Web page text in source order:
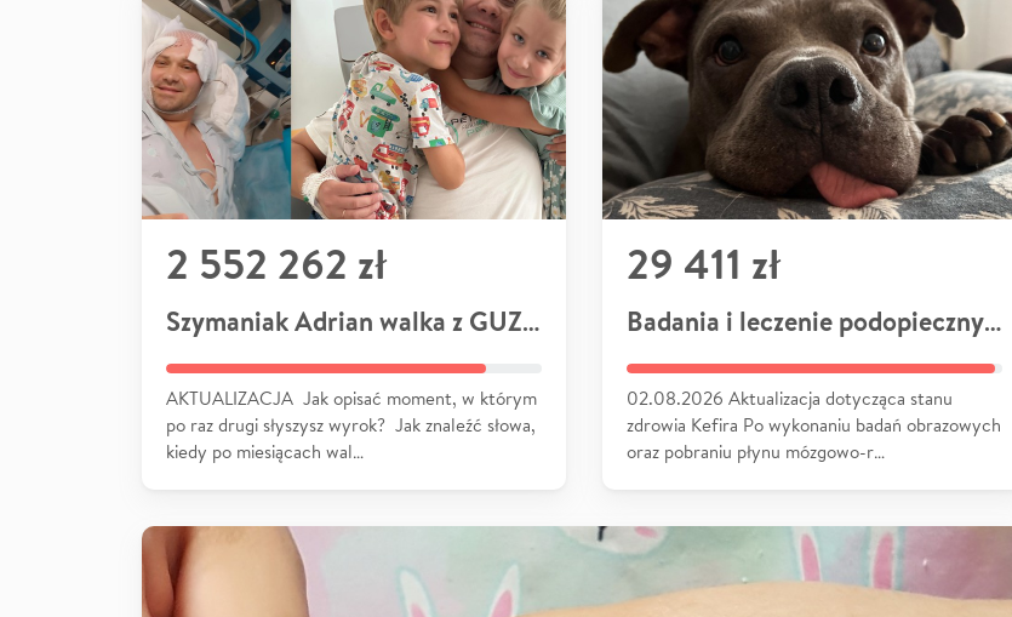
2 552 262 zł
Szymaniak Adrian walka z GUZEM
AKTUALIZACJA Jak opisać moment, w którym
po raz drugi słyszysz wyrok? Jak znaleźć słowa,
kiedy po miesiącach wal…
29 411 zł
Badania i leczenie podopiecznych
02.08.2026 Aktualizacja dotycząca stanu
zdrowia Kefira Po wykonaniu badań obrazowych
oraz pobraniu płynu mózgowo-r…